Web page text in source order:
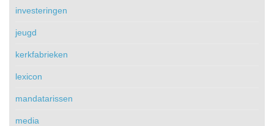
investeringen
jeugd
kerkfabrieken
lexicon
mandatarissen
media